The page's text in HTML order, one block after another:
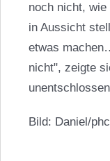
noch nicht,
in Aussicht
etwas
nicht", zeigte
Bild: Daniel/